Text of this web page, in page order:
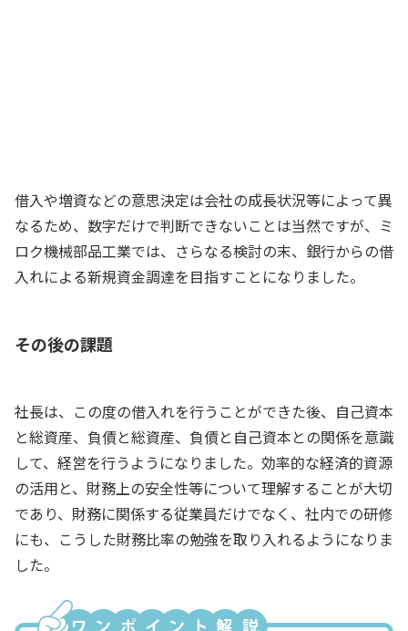
借入や増資などの意思決定は会社の成長状況等によって異
なるため、数字だけで判断できないことは当然ですが、ミ
ロク機械部品工業では、さらなる検討の末、銀行からの借
入れによる新規資金調達を目指すことになりました。
その後の課題
社長は、この度の借入れを行うことができた後、自己資本
と総資産、負債と総資産、負債と自己資本との関係を意識
して、経営を行うようになりました。効率的な経済的資源
の活用と、財務上の安全性等について理解することが大切
であり、財務に関係する従業員だけでなく、社内での研修
にも、こうした財務比率の勉強を取り入れるようになりま
した。